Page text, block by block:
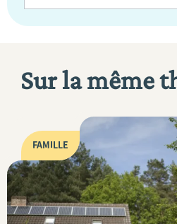
Sur la même
FAMILLE